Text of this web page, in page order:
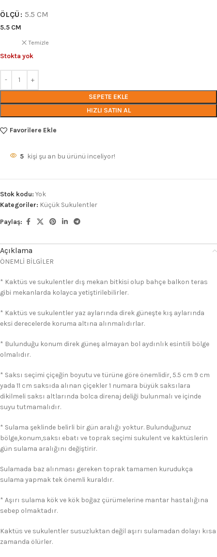
ÖLÇÜ 5.5 CM
5.5 CM
Temizle
Stokta yok
SEPETE EKLE
HIZLI SATIN AL
Favorilere Ekle
5 kişi şu an bu ürünü inceliyor!
Stok kodu: Yok
Kategoriler: Küçük Sukulentler
Paylaş:
Açıklama
ÖNEMLİ BİLGİLER
* Kaktüs ve sukulentler dış mekan bitkisi olup bahçe balkon teras
gibi mekanlarda kolayca yetiştirilebilirler.
* Kaktüs ve sukulentler yaz aylarında direk güneşte kış aylarında
eksi derecelerde koruma altına alınmalıdırlar.
* Bulunduğu konum direk güneş almayan bol aydınlık esintili bölge
olmalıdır.
* Saksı seçimi çiçeğin boyutu ve türüne göre önemlidir, 5.5 cm 9 cm
yada 11 cm saksıda alınan çiçekler 1 numara büyük saksılara
dikilmeli saksı altlarında bolca direnaj deliği bulunmalı ve içinde
suyu tutmamalıdır.
* Sulama şeklinde belirli bir gün aralığı yoktur. Bulunduğunuz
bölge,konum,saksı ebatı ve toprak seçimi sukulent ve kaktüslerin
gün sulama aralığını değiştirir.
Sulamada baz alınması gereken toprak tamamen kurudukça
sulama yapmak tek önemli kuraldır.
* Aşırı sulama kök ve kök boğaz çürümelerine mantar hastalığına
sebep olmaktadır.
Kaktüs ve sukulentler susuzluktan değil aşırı sulamadan dolayı kısa
zamanda ölürler.